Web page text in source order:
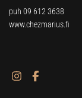
puh 09 612 3638
www.chezmarius.fi